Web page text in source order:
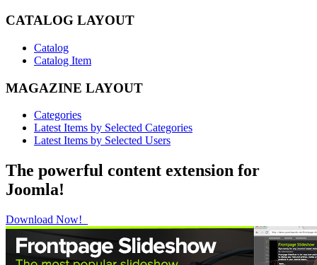
CATALOG LAYOUT
Catalog
Catalog Item
MAGAZINE LAYOUT
Categories
Latest Items by Selected Categories
Latest Items by Selected Users
The powerful content extension for
Joomla!
Download Now!